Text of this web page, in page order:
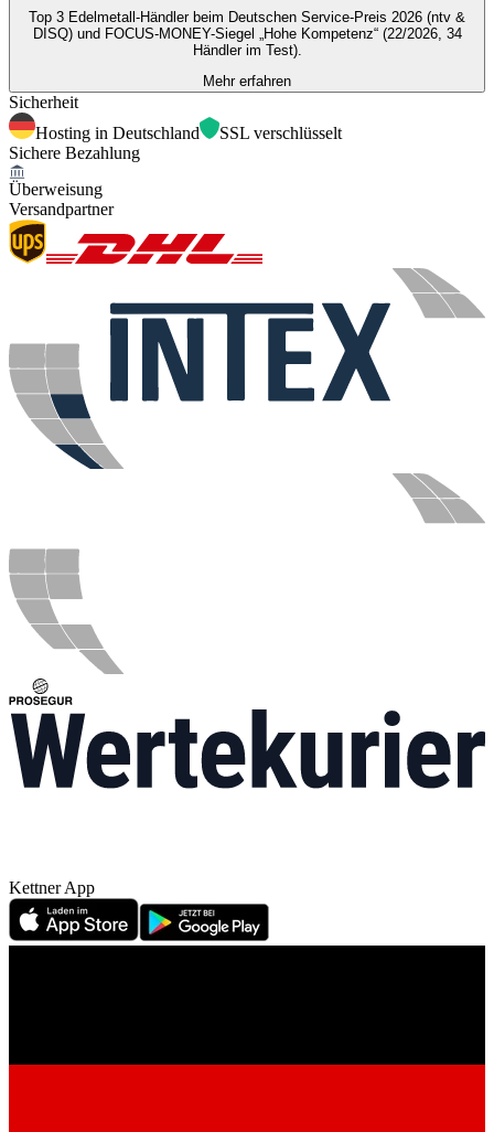
Top 3 Edelmetall-Händler beim Deutschen Service-Preis 2026 (ntv &
DISQ) und FOCUS-MONEY-Siegel „Hohe Kompetenz“ (22/2026, 34
Händler im Test).
Mehr erfahren
Sicherheit
Hosting in Deutschland
SSL verschlüsselt
Sichere Bezahlung
Überweisung
Versandpartner
Kettner App